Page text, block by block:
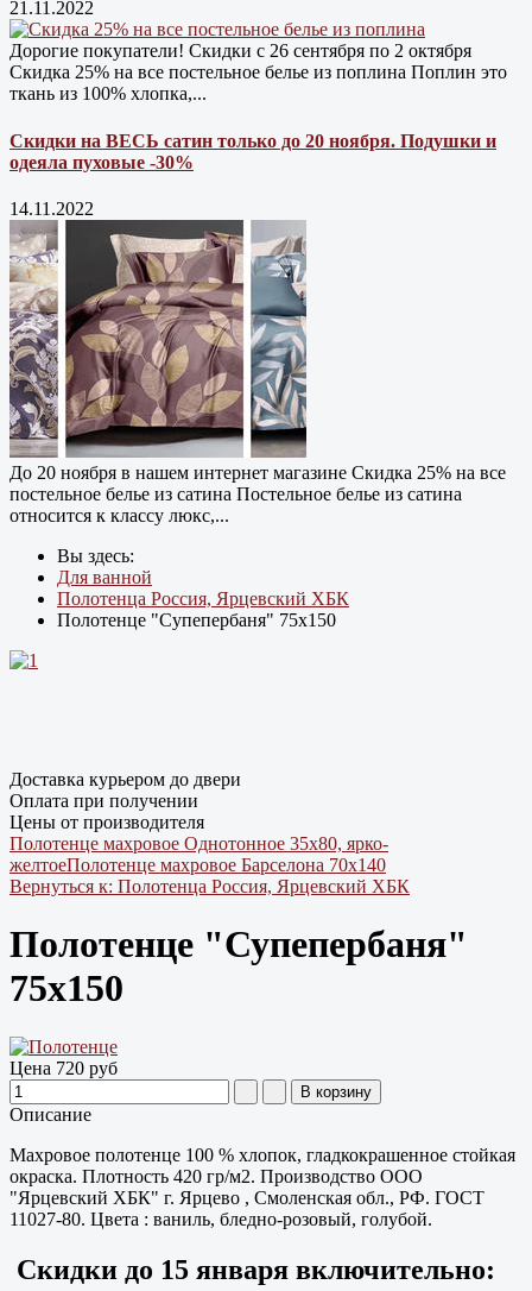
21.11.2022
Дорогие покупатели! Скидки с 26 сентября по 2 октября
Скидка 25% на все постельное белье из поплина Поплин это
ткань из 100% хлопка,...
Скидки на ВЕСЬ сатин только до 20 ноября. Подушки и
одеяла пуховые -30%
14.11.2022
До 20 ноября в нашем интернет магазине Cкидка 25% на все
постельное белье из сатина Постельное белье из сатина
относится к классу люкс,...
Вы здесь:
Для ванной
Полотенца Россия, Ярцевский ХБК
Полотенце "Супепербаня" 75х150
Доставка курьером до двери
Оплата при получении
Цены от производителя
Полотенце махровое Однотонное 35х80, ярко-
желтоеПолотенце махровое Барселона 70х140
Вернуться к: Полотенца Россия, Ярцевский ХБК
Полотенце "Супепербаня"
75х150
Цена 720 руб
Описание
Махровое полотенце 100 % хлопок, гладкокрашенное стойкая
окраска. Плотность 420 гр/м2. Производство ООО
"Ярцевский ХБК" г. Ярцево , Смоленская обл., РФ. ГОСТ
11027-80. Цвета : ваниль, бледно-розовый, голубой.
Скидки до 15 января включительно: